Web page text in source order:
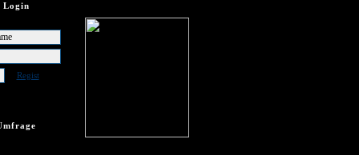
Login
Regist